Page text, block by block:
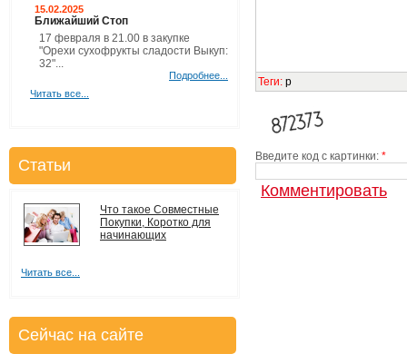
Теги: p
Введите код с картинки: *
15.02.2025
Ближайший Стоп
17 февраля в 21.00 в закупке
"Орехи сухофрукты сладости Выкуп:
32"...
Подробнее...
Читать все...
Статьи
Что такое Совместные
Покупки, Коротко для
начинающих
Читать все...
Сейчас на сайте